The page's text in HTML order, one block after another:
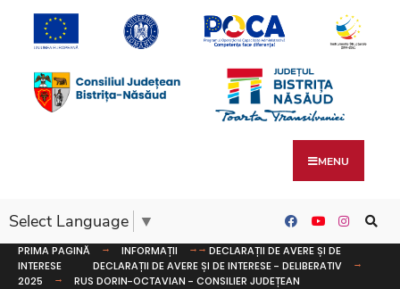
MENU
Select Language ▼
PRIMA PAGINĂ INFORMAȚII
DECLARAȚII DE AVERE ȘI DE
INTERESE
DECLARAȚII DE AVERE ȘI DE INTERESE - DELIBERATIV
2025
RUS DORIN-OCTAVIAN - CONSILIER JUDEȚEAN